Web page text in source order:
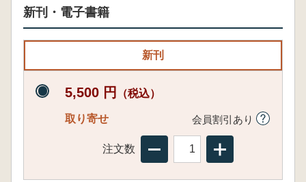
新刊・電子書籍
新刊
5,500 円 （税込）
取り寄せ 会員割引あり
注文数